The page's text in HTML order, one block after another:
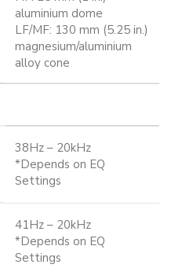
with a built-in
aluminium dome
LF/MF: 130 mm (5.25 in.)
magnesium/aluminium
alloy cone
38Hz – 20kHz
*Depends on EQ
Settings
41Hz – 20kHz
*Depends on EQ
Settings